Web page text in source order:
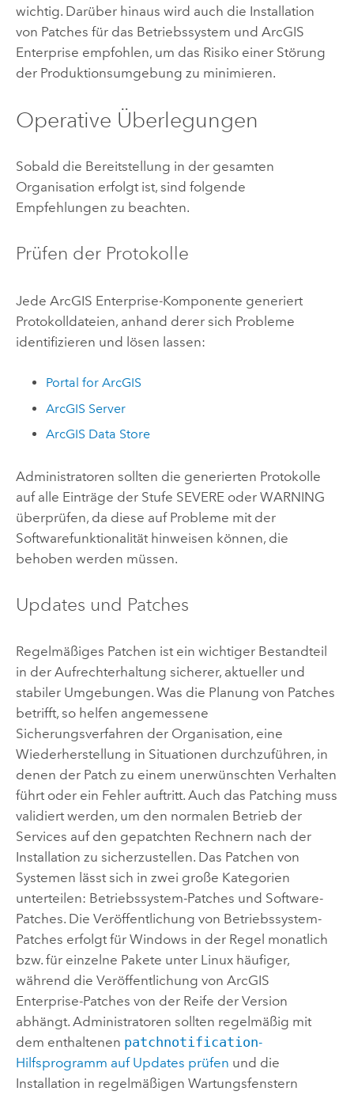
wichtig. Darüber hinaus wird auch die Installation
von Patches für das Betriebssystem und ArcGIS
Enterprise empfohlen, um das Risiko einer Störung
der Produktionsumgebung zu minimieren.
Operative Überlegungen
Sobald die Bereitstellung in der gesamten
Organisation erfolgt ist, sind folgende
Empfehlungen zu beachten.
Prüfen der Protokolle
Jede ArcGIS Enterprise-Komponente generiert
Protokolldateien, anhand derer sich Probleme
identifizieren und lösen lassen:
Portal for ArcGIS
ArcGIS Server
ArcGIS Data Store
Administratoren sollten die generierten Protokolle
auf alle Einträge der Stufe SEVERE oder WARNING
überprüfen, da diese auf Probleme mit der
Softwarefunktionalität hinweisen können, die
behoben werden müssen.
Updates und Patches
Regelmäßiges Patchen ist ein wichtiger Bestandteil
in der Aufrechterhaltung sicherer, aktueller und
stabiler Umgebungen. Was die Planung von Patches
betrifft, so helfen angemessene
Sicherungsverfahren der Organisation, eine
Wiederherstellung in Situationen durchzuführen, in
denen der Patch zu einem unerwünschten Verhalten
führt oder ein Fehler auftritt. Auch das Patching muss
validiert werden, um den normalen Betrieb der
Services auf den gepatchten Rechnern nach der
Installation zu sicherzustellen. Das Patchen von
Systemen lässt sich in zwei große Kategorien
unterteilen: Betriebssystem-Patches und Software-
Patches. Die Veröffentlichung von Betriebssystem-
Patches erfolgt für Windows in der Regel monatlich
bzw. für einzelne Pakete unter Linuxhäufiger,
während die Veröffentlichung von ArcGIS
Enterprise-Patches von der Reife der Version
abhängt. Administratoren sollten regelmäßig mit
dem enthaltenen patchnotification-
Hilfsprogramm auf Updates prüfen und die
Installation in regelmäßigen Wartungsfenstern